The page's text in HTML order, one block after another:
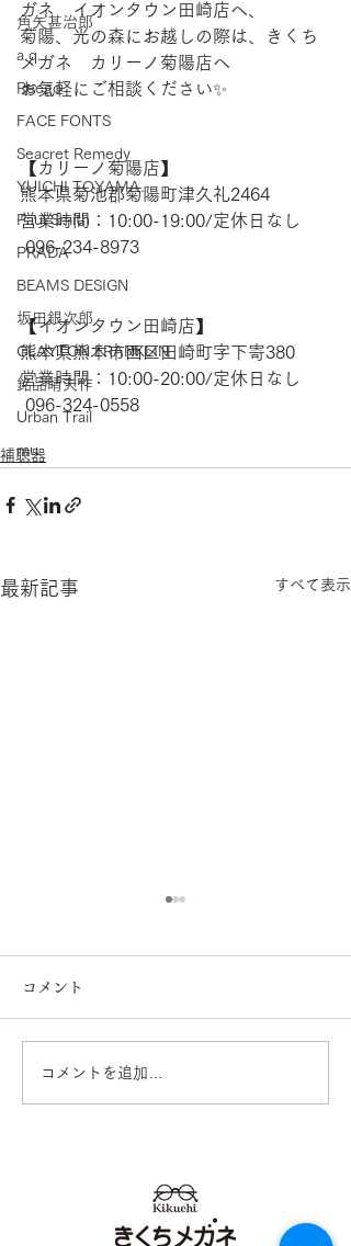
角矢甚治郎
a.q.
Reego
FACE FONTS
Seacret Remedy
YUICHI TOYAMA.
Paul Smith
PRADA
BEAMS DESIGN
坂田銀次郎
CLAYTON FRANKLIN
銘品晴夫作
Urban Trail
mu
ガネ　イオンタウン田崎店へ、
菊陽、光の森にお越しの際は、きくち
メガネ　カリーノ菊陽店へ
お気軽にご相談ください✨
【​カリーノ菊陽店】
熊本県菊池郡菊陽町津久礼2464
営業時間：10:00-19:00/定休日なし
096-234-8973
【​イオンタウン田崎店】
熊本県熊本市西区田崎町字下寄380
営業時間：10:00-20:00/定休日なし
096-324-0558
補聴器
最新記事 すべて表示
【Oticonオーティコン】
メガネ イオンタウン田
崎店 カリーノ菊陽店
コメント
コメントを追加…